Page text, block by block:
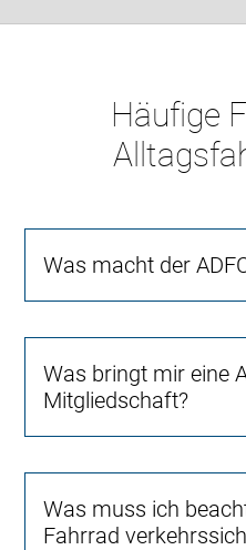
Häufige
Was macht der
Was bringt mir eine
Mitgliedschaft?
Was muss ich
Fahrrad